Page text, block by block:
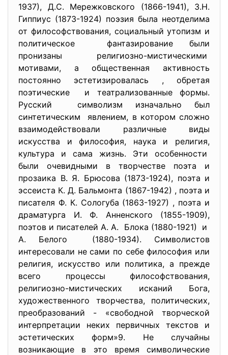
1937), Д.С. Мережковского (1866-1941), 3.Н.
Гиппиус (1873-1924) поэзия была неотделима
от философствования, социальный утопизм и
политическое фантазирование были
пронизаны религиозно-мистическими
мотивами, а общественная активность
постоянно эстетизировалась , обретая
поэтические и театрализованные формы.
Русский символизм изначально был
синтетическим явлением, в котором сложно
взаимодействовали различные виды
искусства и философия, наука и религия,
культура и сама жизнь. Эти особенности
были очевидными в творчестве поэта и
прозаика В. Я. Брюсова (1873-1924), поэта и
эссеиста К. Д. Бальмонта (1867-1942) , поэта и
писателя Ф. К. Сологуба (1863-1927) , поэта и
драматурга И. Ф. Анненского (1855-1909),
поэтов и писателей А. А. Блока (1880-1921) и
А. Белого (1880-1934). Символистов
интересовали не сами по себе философия или
религия, искусство или политика, а прежде
всего процессы философствования,
религиозно-мистических исканий Бога,
художественного творчества, политических,
преобразований - «свободной творческой
интерпретации неких первичных текстов и
эстетических форм»9. Не случайны
возникающие в это время символические